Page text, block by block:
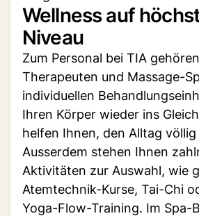
Wellness auf
Niveau
Zum Personal bei TIA
Therapeuten und Massage-
individuellen
Ihren Körper wieder ins
helfen Ihnen, den Alltag
Ausserdem stehen Ihnen
Aktivitäten zur Auswahl, wie
Atemtechnik-Kurse, Tai-Chi
Yoga-Flow-Training. Im Spa-